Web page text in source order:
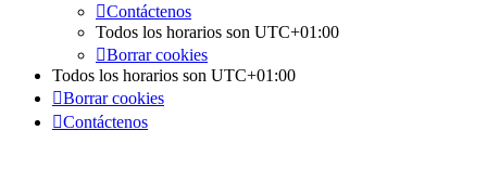
Contáctenos
Todos los horarios son UTC+01:00
Borrar cookies
Todos los horarios son UTC+01:00
Borrar cookies
Contáctenos